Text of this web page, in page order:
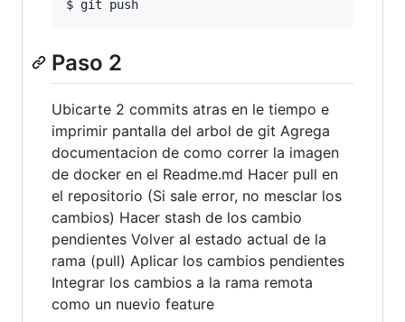
Paso 2
Ubicarte 2 commits atras en le tiempo e
imprimir pantalla del arbol de git Agrega
documentacion de como correr la imagen
de docker en el Readme.md Hacer pull en
el repositorio (Si sale error, no mesclar los
cambios) Hacer stash de los cambio
pendientes Volver al estado actual de la
rama (pull) Aplicar los cambios pendientes
Integrar los cambios a la rama remota
como un nuevio feature